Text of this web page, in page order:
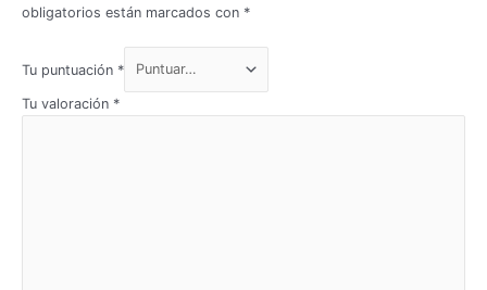
obligatorios están marcados con *
Tu puntuación *
Tu valoración *